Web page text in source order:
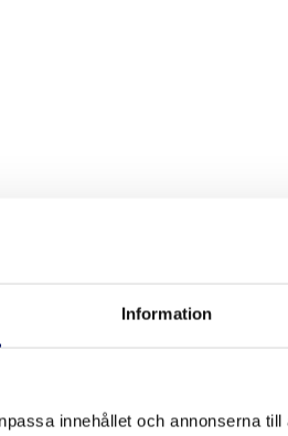
Information
innehållet och annonserna
inom kylteknik, lödning,
långsiktig funktion är avgörande.